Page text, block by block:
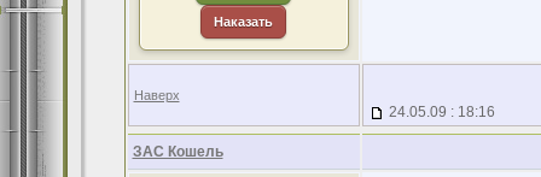
Наказать
Наверх
24.05.09 : 18:16
ЗАС Кошель